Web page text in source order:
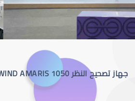
جهاز تصحيح النظر SCHWIND AMARIS 1050